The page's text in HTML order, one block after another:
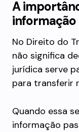
A
informação
No Direito do
não significa
jurídica serve
para transferir
Quando essa
informação